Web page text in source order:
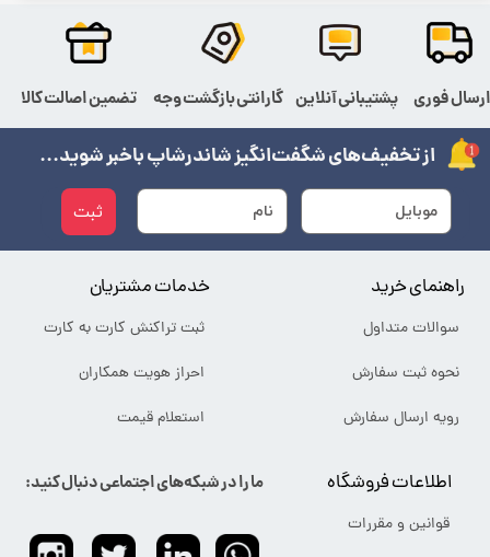
ما را در شبکه‌های اجتماعی دنبال کنید:
ثبت
از تخفیف‌های شگفت‌انگیز شاندرشاپ باخبر شوید...
اطلاعات فروشگاه
قوانین و مقررات
خدمات مشتریان
ثبت تراکنش کارت به کارت
احراز هویت همکاران
استعلام قیمت
راهنمای خرید
سوالات متداول
نحوه ثبت سفارش
رویه ارسال سفارش
ارسال فوری پشتیبانی آنلاین گارانتی بازگشت وجه تضمین اصالت کالا